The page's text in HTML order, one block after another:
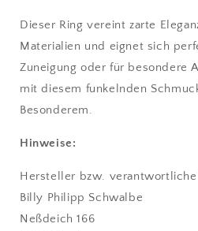
Dieser Ring vereint zarte
Materialien und eignet sich
Zuneigung oder für besondere
mit diesem funkelnden
Besonderem.
Hinweise:
Hersteller bzw. verantwortliche
Billy Philipp Schwalbe
Neßdeich 166